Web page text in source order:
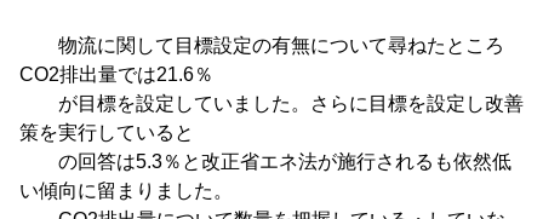
物流に関して目標設定の有無について尋ねたところ
CO2排出量では21.6％
が目標を設定していました。さらに目標を設定し改善
策を実行していると
の回答は5.3％と改正省エネ法が施行されるも依然低
い傾向に留まりました。